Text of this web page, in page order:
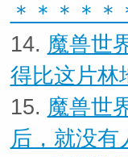
＊＊＊＊＊
14. 魔兽世
得比这片林
15. 魔兽世
后，就没有